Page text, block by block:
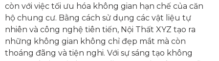
còn với việc tối ưu hóa không gian hạn chế của căn
hộ chung cư. Bằng cách sử dụng các vật liệu tự
nhiên và công nghệ tiên tiến, Nội Thất XYZ tạo ra
những không gian không chỉ đẹp mắt mà còn
thoáng đãng và tiện nghi. Với sự sáng tạo không